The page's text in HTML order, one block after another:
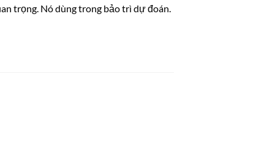
trọng. Nó dùng trong bảo trì dự đoán.